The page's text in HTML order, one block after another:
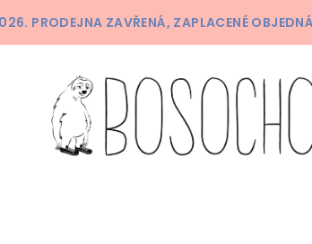
PRODEJNA ZAVŘENÁ, ZAPLACENÉ